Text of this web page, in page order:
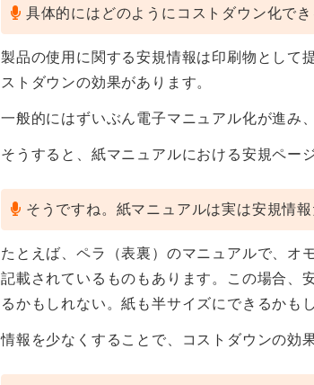
具体的にはどのようにコストダウン化でき
製品の使用に関する安規情報は印刷物として
ストダウンの効果があります。
一般的にはずいぶん電子マニュアル化が進み
そうすると、紙マニュアルにおける安規ペー
そうですね。紙マニュアルは実は安規情
たとえば、ペラ（表裏）のマニュアルで、オ
記載されているものもあります。この場合、
るかもしれない。紙も半サイズにできるかも
情報を少なくすることで、コストダウンの効